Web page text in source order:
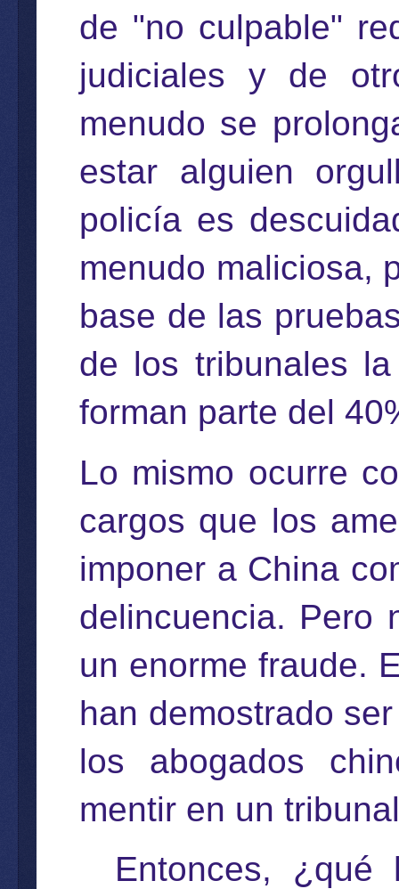
de "no culpable"
judiciales y de
menudo se
estar alguien
policía es
menudo maliciosa,
base de las
de los tribunales
forman parte del
Lo mismo ocurre
cargos que los
imponer a China
delincuencia. Pero
un enorme fraude.
han demostrado
los abogados
mentir en un
Entonces, ¿qué